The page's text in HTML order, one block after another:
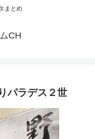
まとめ
CH
パラデス２世